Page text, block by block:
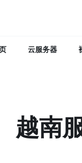
云服务器
越南